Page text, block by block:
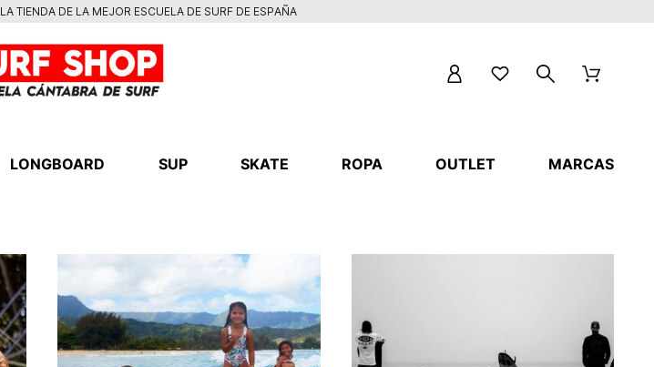
LA TIENDA DE LA MEJOR ESCUELA DE SURF DE ESPAÑA
LONGBOARD SUP SKATE ROPA OUTLET MARCAS